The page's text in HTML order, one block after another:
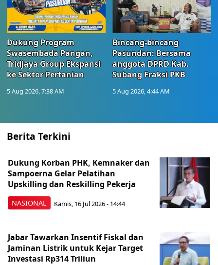
Dukung Program
Swasembada Pangan,
Tridjaya Group Ekspansi
ke Sektor Pertanian
5 Aug 2026, 7:38 AM
Bincang-bincang
Pasundan: Bersama
anggota DPRD Kab.
Subang Fraksi PKB
5 Aug 2026, 4:44 AM
Berita Terkini
NASIONAL
Dukung Korban PHK, Kemnaker dan
Sampoerna Gelar Pelatihan
Upskilling dan Reskilling Pekerja
Kamis, 16 Jul 2026 - 14:44
Jabar Tawarkan Insentif Fiskal dan
Jaminan Listrik untuk Kejar Target
Investasi Rp314 Triliun